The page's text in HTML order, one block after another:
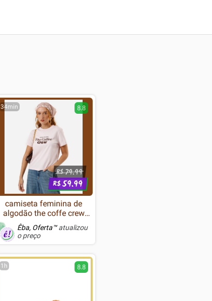
34min 8.8
R$79.99
R$59.99
camiseta feminina de
algodão the coffe crew
rosa
Êba, Oferta™atualizou
o preço
1h 8.8